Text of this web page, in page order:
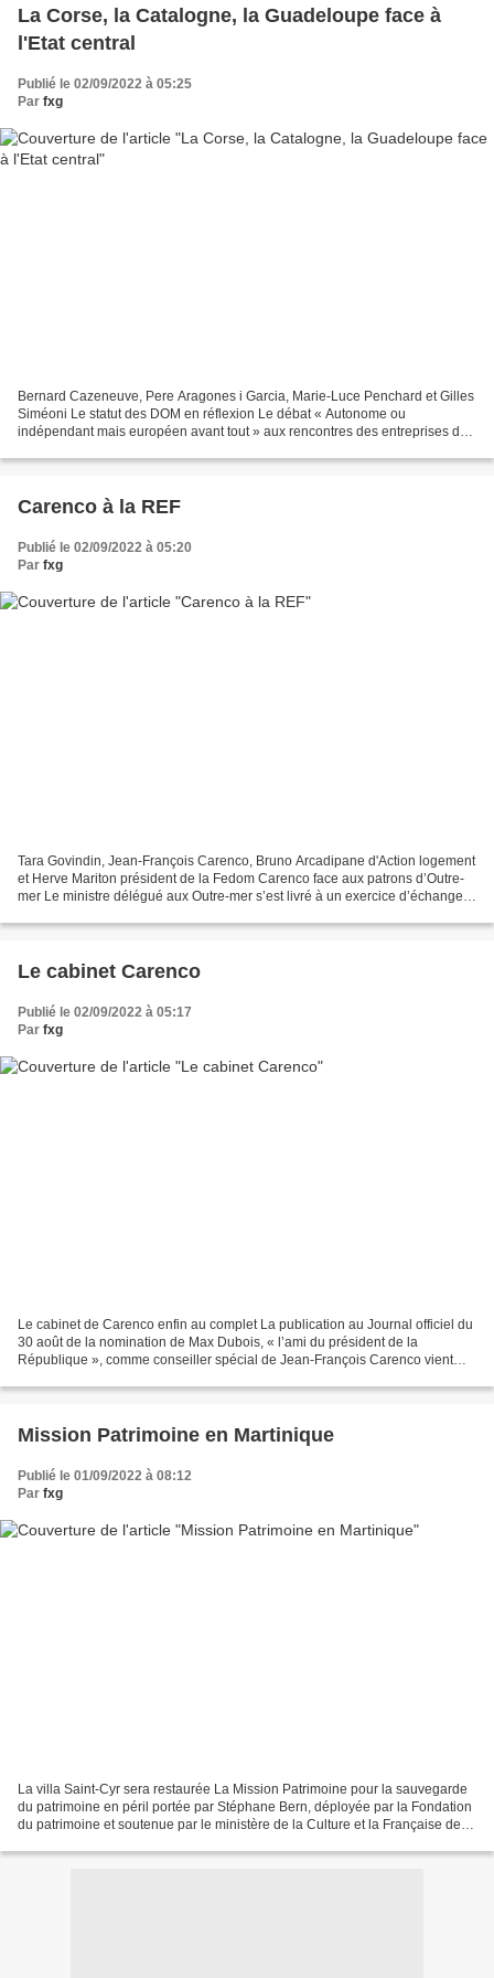
La Corse, la Catalogne, la Guadeloupe face à
l'Etat central
Publié le 02/09/2022 à 05:25
Par fxg
Bernard Cazeneuve, Pere Aragones i Garcia, Marie-Luce Penchard et Gilles
Siméoni Le statut des DOM en réflexion Le débat « Autonome ou
indépendant mais européen avant tout » aux rencontres des entreprises de
Carenco à la REF
Publié le 02/09/2022 à 05:20
Par fxg
Tara Govindin, Jean-François Carenco, Bruno Arcadipane d'Action logement
et Herve Mariton président de la Fedom Carenco face aux patrons d’Outre-
mer Le ministre délégué aux Outre-mer s’est livré à un exercice d’échange
Le cabinet Carenco
Publié le 02/09/2022 à 05:17
Par fxg
Le cabinet de Carenco enfin au complet La publication au Journal officiel du
30 août de la nomination de Max Dubois, « l’ami du président de la
République », comme conseiller spécial de Jean-François Carenco vient
Mission Patrimoine en Martinique
Publié le 01/09/2022 à 08:12
Par fxg
La villa Saint-Cyr sera restaurée La Mission Patrimoine pour la sauvegarde
du patrimoine en péril portée par Stéphane Bern, déployée par la Fondation
du patrimoine et soutenue par le ministère de la Culture et la Française des